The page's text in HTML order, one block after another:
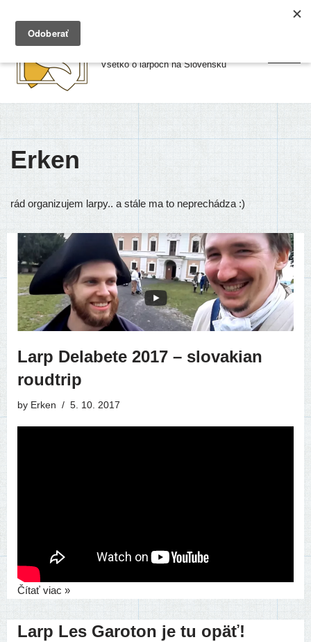
Preskočiť
Všetko o larpoch na Slovensku
Erken
rád organizujem larpy.. a stále ma to neprechádza :)
Larp Delabete 2017 – slovakian
roudtrip
by Erken 5. 10. 2017
Čítať viac »
Larp Les Garoton je tu opäť!